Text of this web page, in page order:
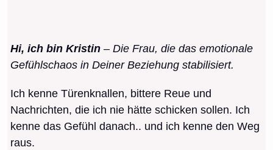
Hi, ich bin Kristin – Die Frau, die das emotionale
Gefühlschaos in Deiner Beziehung stabilisiert.
Ich kenne Türenknallen, bittere Reue und
Nachrichten, die ich nie hätte schicken sollen. Ich
kenne das Gefühl danach.. und ich kenne den Weg
raus.